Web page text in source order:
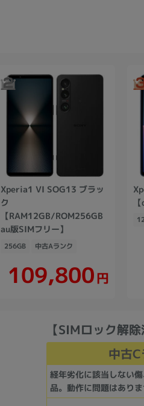
Xperia1 VI SOG13 ブラッ
ク
【RAM12GB/ROM256GB
au版SIMフリー】
256GB 中古Aランク
109,800円
【SIMロック解
中古
経年劣化に該当しない
品。動作に問題はありま